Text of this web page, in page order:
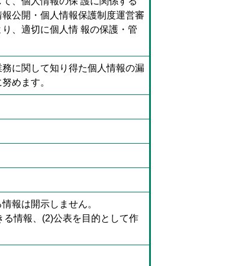
公開・個人情報保護制度運営審
、適切に個人情 報の保護・管
に関して知り得た個人情報の漏
めます。
報は開示しません。
情報、(2)公表を目的として作